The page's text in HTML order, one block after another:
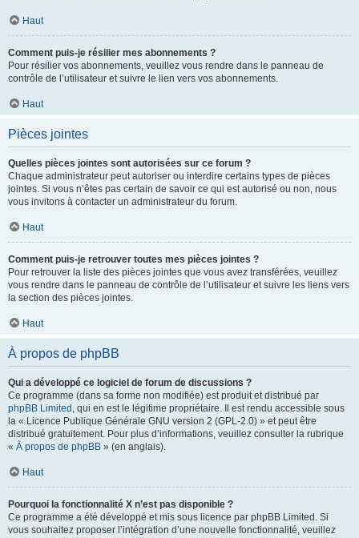
Haut
Comment puis-je résilier mes abonnements ?
Pour résilier vos abonnements, veuillez vous rendre dans le panneau de
contrôle de l’utilisateur et suivre le lien vers vos abonnements.
Haut
Pièces jointes
Quelles pièces jointes sont autorisées sur ce forum ?
Chaque administrateur peut autoriser ou interdire certains types de pièces
jointes. Si vous n’êtes pas certain de savoir ce qui est autorisé ou non, nous
vous invitons à contacter un administrateur du forum.
Haut
Comment puis-je retrouver toutes mes pièces jointes ?
Pour retrouver la liste des pièces jointes que vous avez transférées, veuillez
vous rendre dans le panneau de contrôle de l’utilisateur et suivre les liens vers
la section des pièces jointes.
Haut
À propos de phpBB
Qui a développé ce logiciel de forum de discussions ?
Ce programme (dans sa forme non modifiée) est produit et distribué par
phpBB Limited , qui en est le légitime propriétaire. Il est rendu accessible sous
la « Licence Publique Générale GNU version 2 (GPL-2.0) » et peut être
distribué gratuitement. Pour plus d’informations, veuillez consulter la rubrique
« À propos de phpBB » (en anglais).
Haut
Pourquoi la fonctionnalité X n’est pas disponible ?
Ce programme a été développé et mis sous licence par phpBB Limited. Si
vous souhaitez proposer l’intégration d’une nouvelle fonctionnalité, veuillez